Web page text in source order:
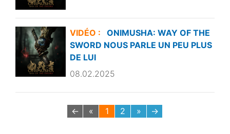
VIDÉO :
ONIMUSHA: WAY OF THE
SWORD NOUS PARLE UN PEU PLUS
DE LUI
08.02.2025
← « 1 2 » →